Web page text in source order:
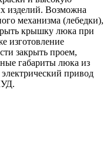
изделий. Возможна
механизма (лебедки),
крышку люка при
изготовление
закрыть проем,
габариты люка из
привод